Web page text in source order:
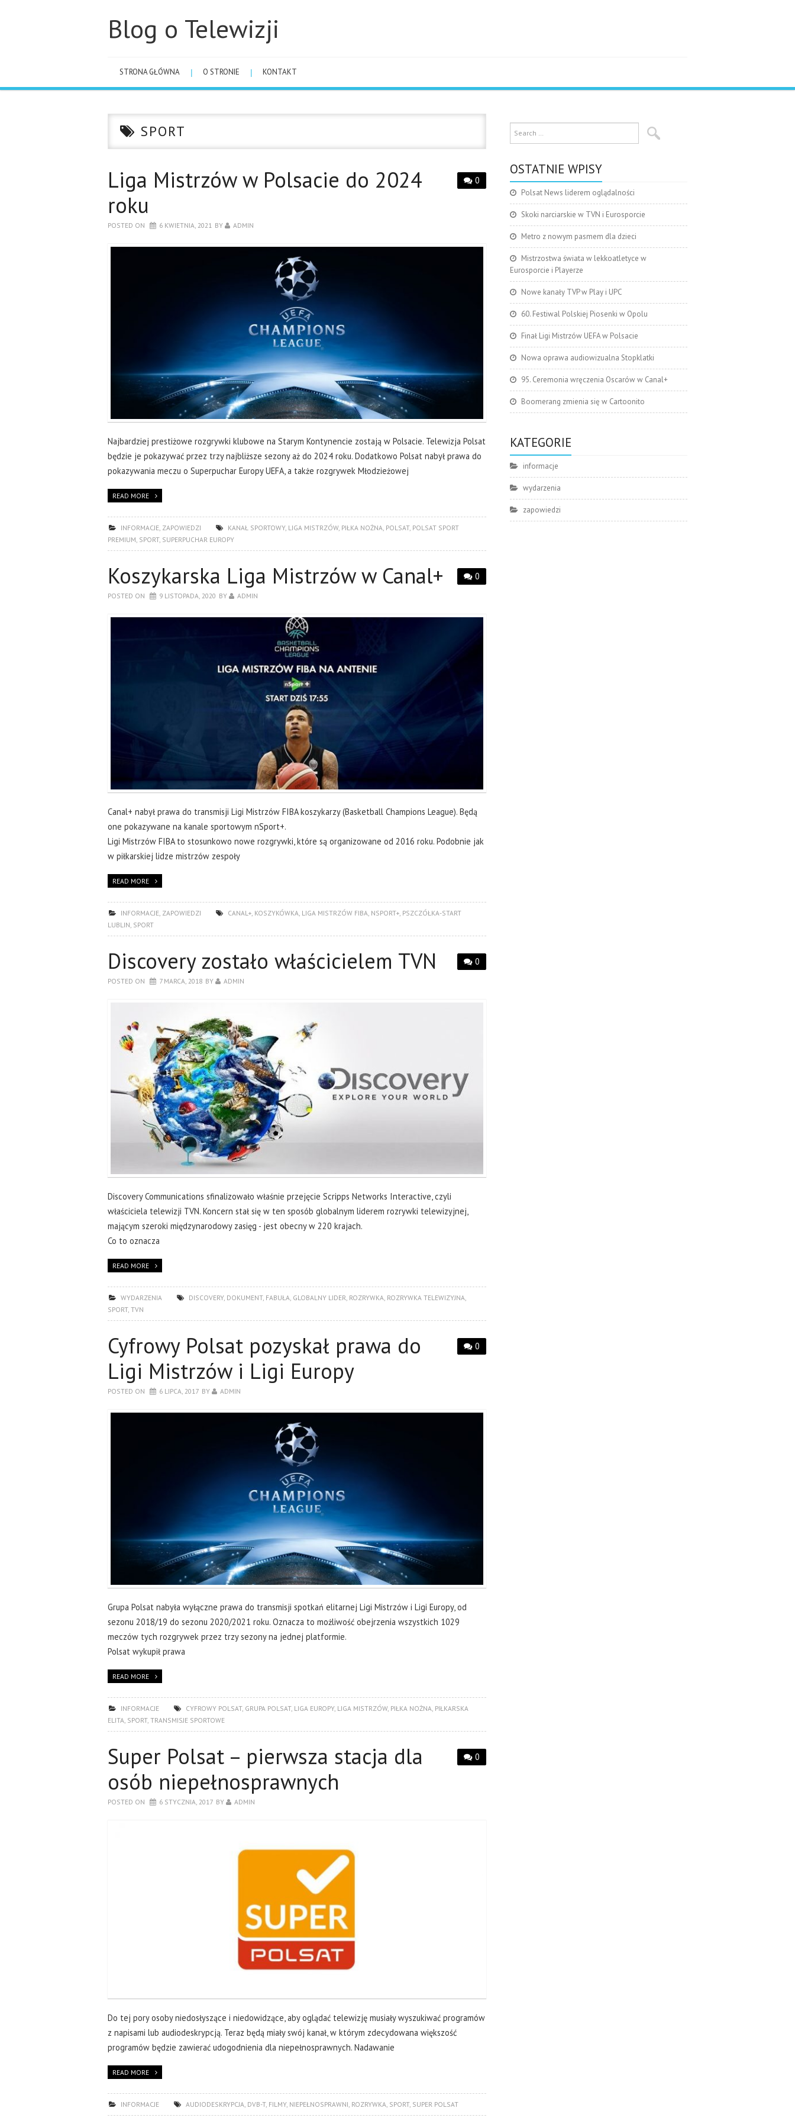
Blog o Telewizji
STRONA GŁÓWNA O STRONIE KONTAKT
SPORT
0
Liga Mistrzów w Polsacie do 2024
roku
POSTED ON 6 KWIETNIA, 2021 BY ADMIN
Najbardziej prestiżowe rozgrywki klubowe na Starym Kontynencie zostają w Polsacie. Telewizja Polsat
będzie je pokazywać przez trzy najbliższe sezony aż do 2024 roku. Dodatkowo Polsat nabył prawa do
pokazywania meczu o Superpuchar Europy UEFA, a także rozgrywek Młodzieżowej
READ MORE
INFORMACJE, ZAPOWIEDZI KANAŁ SPORTOWY, LIGA MISTRZÓW, PIŁKA NOŻNA POLSAT, POLSAT SPORT
PREMIUM SPORT, SUPERPUCHAR EUROPY
0
Koszykarska Liga Mistrzów w Canal+
POSTED ON 9 LISTOPADA, 2020 BY ADMIN
Canal+ nabył prawa do transmisji Ligi Mistrzów FIBA koszykarzy (Basketball Champions League). Będą
one pokazywane na kanale sportowym nSport+.
Ligi Mistrzów FIBA to stosunkowo nowe rozgrywki, które są organizowane od 2016 roku. Podobnie jak
w piłkarskiej lidze mistrzów zespoły
READ MORE
INFORMACJE, ZAPOWIEDZI CANAL+, KOSZYKÓWKA LIGA MISTRZÓW FIBA NSPORT+, PSZCZÓŁKA-START
LUBLIN SPORT
0
Discovery zostało właścicielem TVN
POSTED ON 7 MARCA, 2018 BY ADMIN
Discovery Communications sfinalizowało właśnie przejęcie Scripps Networks Interactive, czyli
właściciela telewizji TVN. Koncern stał się w ten sposób globalnym liderem rozrywki telewizyjnej,
mającym szeroki międzynarodowy zasięg - jest obecny w 220 krajach.
Co to oznacza
READ MORE
WYDARZENIA DISCOVERY, DOKUMENT, FABUŁA, GLOBALNY LIDER, ROZRYWKA, ROZRYWKA TELEWIZYJNA,
SPORT, TVN
0
Cyfrowy Polsat pozyskał prawa do
Ligi Mistrzów i Ligi Europy
POSTED ON 6 LIPCA, 2017 BY ADMIN
Grupa Polsat nabyła wyłączne prawa do transmisji spotkań elitarnej Ligi Mistrzów i Ligi Europy, od
sezonu 2018/19 do sezonu 2020/2021 roku. Oznacza to możliwość obejrzenia wszystkich 1029
meczów tych rozgrywek przez trzy sezony na jednej platformie.
Polsat wykupił prawa
READ MORE
INFORMACJE CYFROWY POLSAT, GRUPA POLSAT, LIGA EUROPY, LIGA MISTRZÓW, PIŁKA NOŻNA, PIŁKARSKA
ELITA, SPORT, TRANSMISJE SPORTOWE
0
Super Polsat – pierwsza stacja dla
osób niepełnosprawnych
POSTED ON 6 STYCZNIA, 2017 BY ADMIN
Do tej pory osoby niedosłyszące i niedowidzące, aby oglądać telewizję musiały wyszukiwać programów
z napisami lub audiodeskrypcją. Teraz będą miały swój kanał, w którym zdecydowana większość
programów będzie zawierać udogodnienia dla niepełnosprawnych. Nadawanie
READ MORE
INFORMACJE AUDIODESKRYPCJA DVB-T, FILMY, NIEPEŁNOSPRAWNI ROZRYWKA SPORT, SUPER POLSAT
OSTATNIE WPISY
Polsat News liderem oglądalności
Skoki narciarskie w TVN i Eurosporcie
Metro z nowym pasmem dla dzieci
Mistrzostwa świata w lekkoatletyce w
Eurosporcie i Playerze
Nowe kanały TVP w Play i UPC
60. Festiwal Polskiej Piosenki w Opolu
Finał Ligi Mistrzów UEFA w Polsacie
Nowa oprawa audiowizualna Stopklatki
95. Ceremonia wręczenia Oscarów w Canal+
Boomerang zmienia się w Cartoonito
KATEGORIE
informacje
wydarzenia
zapowiedzi